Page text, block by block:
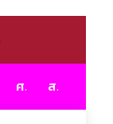
ศ. ส.